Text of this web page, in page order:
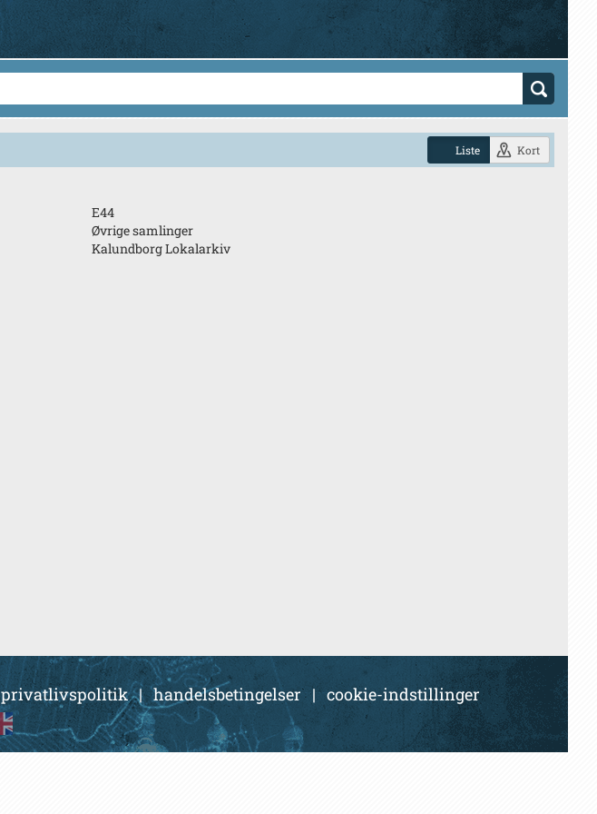
Liste Kort
E44
Øvrige samlinger
Kalundborg Lokalarkiv
privatlivspolitik|handelsbetingelser | cookie-indstillinger